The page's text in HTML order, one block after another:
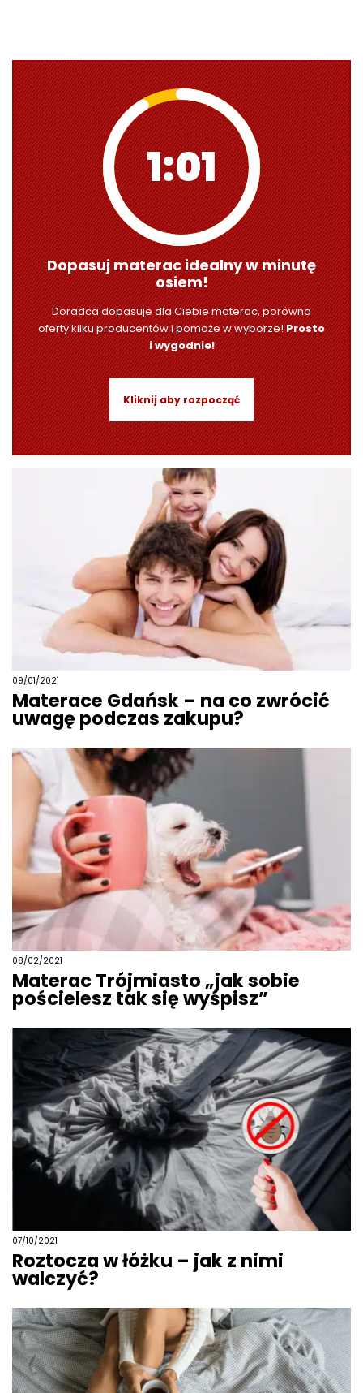
1:00
Dopasuj materac idealny w minutę
osiem!
Doradca dopasuje dla Ciebie materac, porówna
oferty kilku producentów i pomoże w wyborze!Prosto
i wygodnie!
Kliknij aby rozpocząć
09/01/2021
Materace Gdańsk – na co zwrócić
uwagę podczas zakupu?
08/02/2021
Materac Trójmiasto „jak sobie
pościelesz tak się wyśpisz”
07/10/2021
Roztocza w łóżku – jak z nimi
walczyć?